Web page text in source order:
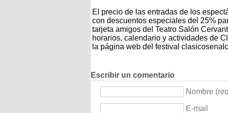
El precio de las entradas de los
con descuentos especiales del 25%
tarjeta amigos del Teatro Salón
horarios, calendario y actividades de
la página web del festival
Escribir un comentario
Nombre
E-mail